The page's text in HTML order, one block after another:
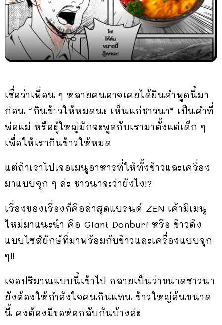
เชื่อว่าเพื่อน ๆ หลายคนอาจเคยได้ยินคำพูดนี้มา
ก่อน “กินข้าวให้หมดนะ เห็นแก่ชาวนา” เป็นคำที่
พ่อแม่ หรือผู้ใหญ่มักจะพูดกับเรามาตั้งแต่เด็ก ๆ
เพื่อให้เรากินข้าวให้หมด
แต่ถ้าเราไปเจอเมนูอาหารที่ให้ทั้งข้าวและเครื่อง
มาแบบจุก ๆ ล่ะ ชาวนาจะว่ายังไง!?
เรื่องของเรื่องก็คือล่าสุดแบรนด์ ZEN เค้ามีเมนู
ใหม่มาแนะนำ คือ Giant Donburi หรือ ข้าวด้ง
แบบไซส์ยักษ์ที่มาพร้อมกับข้าวและเครื่องแบบจุก
ๆ!!
เจอปริมาณแบบนี้เข้าไป กลายเป็นว่าขนาดชาวนา
ยังต้องให้กำลังใจคนกินแทน ข้าวใหญ่ล้นขนาด
นี้ คงต้องมีขอห่อกลับกันบ้างล่ะ